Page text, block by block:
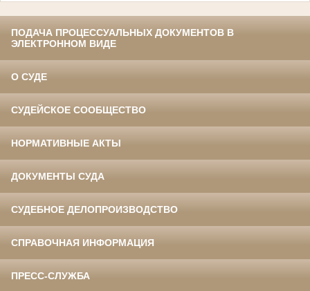
ПОДАЧА ПРОЦЕССУАЛЬНЫХ ДОКУМЕНТОВ В
ЭЛЕКТРОННОМ ВИДЕ
О СУДЕ
СУДЕЙСКОЕ СООБЩЕСТВО
НОРМАТИВНЫЕ АКТЫ
ДОКУМЕНТЫ СУДА
СУДЕБНОЕ ДЕЛОПРОИЗВОДСТВО
СПРАВОЧНАЯ ИНФОРМАЦИЯ
ПРЕСС-СЛУЖБА